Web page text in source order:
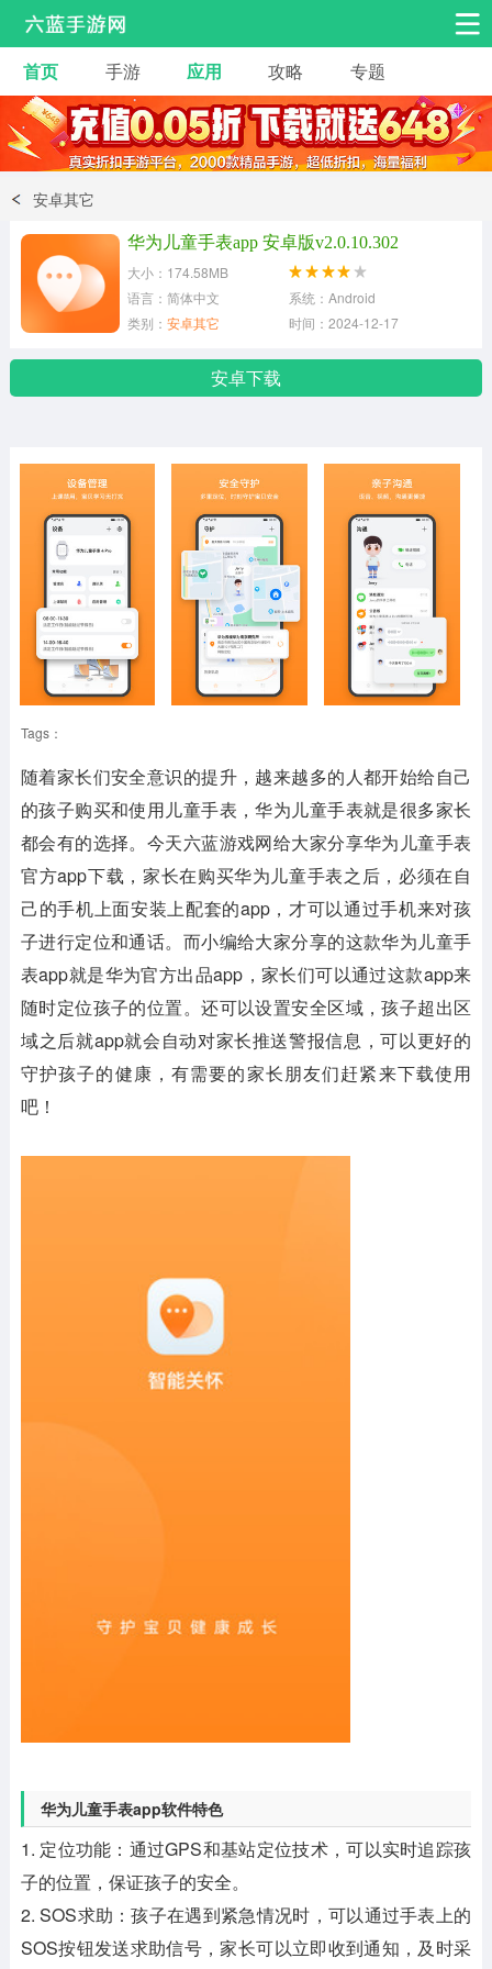
安卓手游 手游工具
热门手游 角色扮演 益智休闲
动作射击
冒险解谜 经营养成
体育竞技
首页 手游 应用 攻略 专题
安卓其它
华为儿童手表app 安卓版v2.0.10.302
大小：174.58MB
语言：简体中文
系统：Android
类别： 安卓其它 时间：2024-12-17
安卓下载
Tags：
随着家长们安全意识的提升，越来越多的人都开始给自己
的孩子购买和使用儿童手表，华为儿童手表就是很多家长
都会有的选择。今天六蓝游戏网给大家分享华为儿童手表
官方app下载，家长在购买华为儿童手表之后，必须在自
己的手机上面安装上配套的app，才可以通过手机来对孩
子进行定位和通话。而小编给大家分享的这款华为儿童手
表app就是华为官方出品app，家长们可以通过这款app来
随时定位孩子的位置。还可以设置安全区域，孩子超出区
域之后就app就会自动对家长推送警报信息，可以更好的
守护孩子的健康，有需要的家长朋友们赶紧来下载使用
吧！
华为儿童手表app软件特色
1. 定位功能：通过GPS和基站定位技术，可以实时追踪孩
子的位置，保证孩子的安全。
2. SOS求助：孩子在遇到紧急情况时，可以通过手表上的
SOS按钮发送求助信号，家长可以立即收到通知，及时采